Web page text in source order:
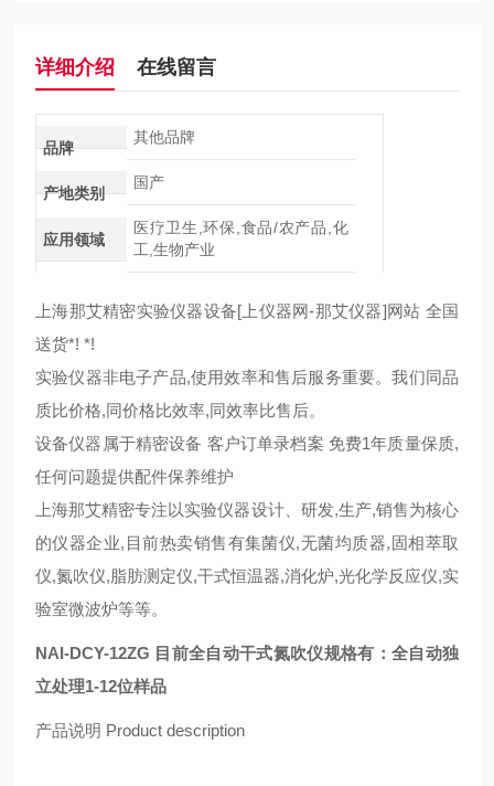
详细介绍 在线留言
品牌
其他品牌
产地类别
国产
应用领域
医疗卫生,环保,食品/农产品,化
工,生物产业
上海那艾精密实验仪器设备[上仪器网-那艾仪器]网站 全国
送货*! *!
实验仪器非电子产品,使用效率和售后服务重要。我们同品
质比价格,同价格比效率,同效率比售后。
设备仪器属于精密设备 客户订单录档案 免费1年质量保质,
任何问题提供配件保养维护
上海那艾精密专注以实验仪器设计、研发,生产,销售为核心
的仪器企业,目前热卖销售有集菌仪,无菌均质器,固相萃取
仪,氮吹仪,脂肪测定仪,干式恒温器,消化炉,光化学反应仪,实
验室微波炉等等。
NAI-DCY-12ZG 目前全自动干式氮吹仪规格有：全自动独
立处理1-12位样品
产品说明 Product description